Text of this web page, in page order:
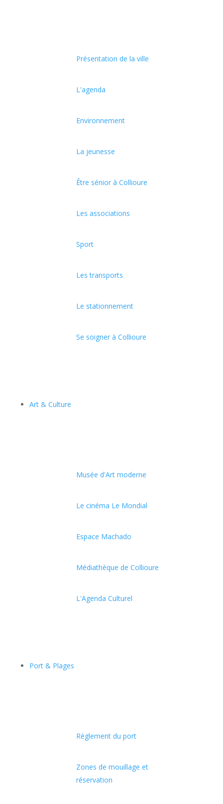
Présentation de la ville
L'agenda
Environnement
La jeunesse
Être sénior à Collioure
Les associations
Sport
Les transports
Le stationnement
Se soigner à Collioure
Art & Culture
Musée d'Art moderne
Le cinéma Le Mondial
Espace Machado
Médiathèque de Collioure
L'Agenda Culturel
Port & Plages
Règlement du port
Zones de mouillage et
réservation